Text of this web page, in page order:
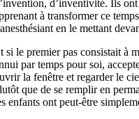
d’inventivité. Ils
à transformer ce
en le mettant
si le premier pas consistait à
par temps pour soi,
la fenêtre et regarder le
que de se remplir en
enfants ont peut-être